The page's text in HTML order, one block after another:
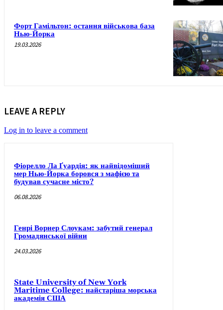
Форт Гамільтон: остання військова база
Нью-Йорка
19.03.2026
LEAVE A REPLY
Log in to leave a comment
Фіорелло Ла Ґуардія: як найвідоміший
мер Нью-Йорка боровся з мафією та
будував сучасне місто?
06.08.2026
Генрі Ворнер Слоукам: забутий генерал
Громадянської війни
24.03.2026
State University of New York
Maritime College: найстаріша морська
академія США